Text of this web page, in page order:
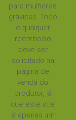
para mulheres
grávidas. Todo
e qualquer
reembolso
deve ser
solicitado na
página de
venda do
produtor, já
que este site
é apenas um